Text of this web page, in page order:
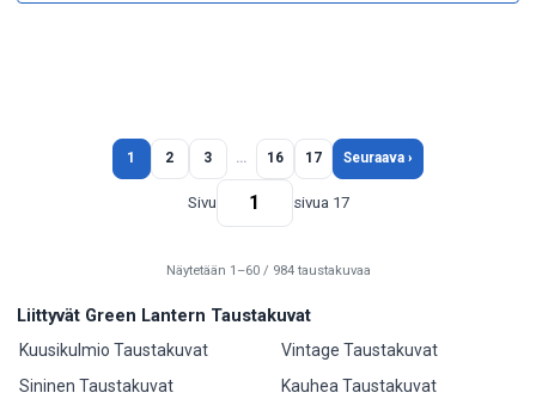
1 2 3 … 16 17 Seuraava ›
Sivu sivua 17
Näytetään 1–60 / 984 taustakuvaa
Liittyvät Green Lantern Taustakuvat
Kuusikulmio Taustakuvat
Sininen Taustakuvat
Vintage Taustakuvat
Kauhea Taustakuvat